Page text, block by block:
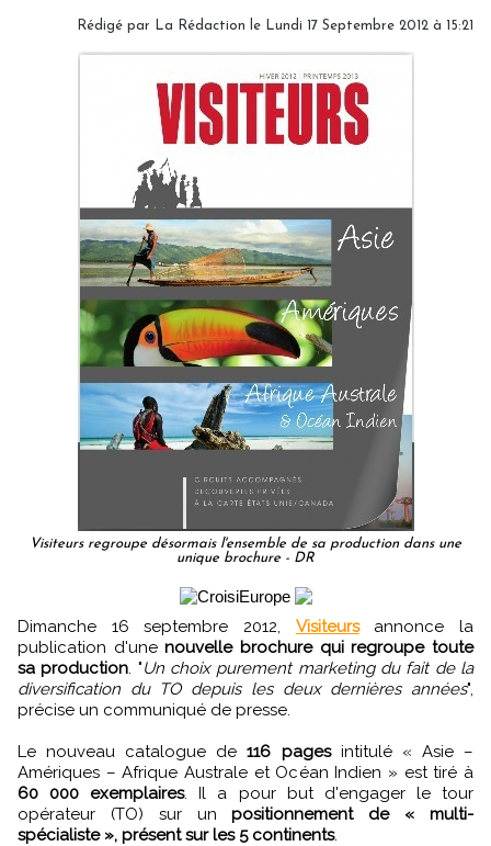
Rédigé par La Rédaction le Lundi 17 Septembre 2012 à 15:21
Visiteurs regroupe désormais l'ensemble de sa production dans une
unique brochure - DR
Dimanche 16 septembre 2012, Visiteursannonce la
publication d'unenouvelle brochure qui regroupe toute
sa production. "Un choix purement marketing du fait de la
diversification du TO depuis les deux dernières années",
précise un communiqué de presse.
Le nouveau catalogue de116 pagesintitulé « Asie –
Amériques – Afrique Australe et Océan Indien » est tiré à
60 000 exemplaires. Il a pour but d'engager le tour
opérateur (TO) sur unpositionnement de « multi-
spécialiste », présent sur les 5 continents.